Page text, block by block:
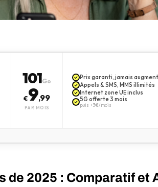
101Go
€9,99
PAR MOIS
Prix garanti, jamais
Appels & SMS, MMS illimités
Internet zone UE inclus
5G offerte 3 mois
puis +3€/mois
de 2025 : Comparatif et